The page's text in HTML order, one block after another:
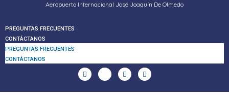
Aeropuerto Internacional José Joaquín De Olmedo
PREGUNTAS FRECUENTES
CONTÁCTANOS
PREGUNTAS FRECUENTES
CONTÁCTANOS